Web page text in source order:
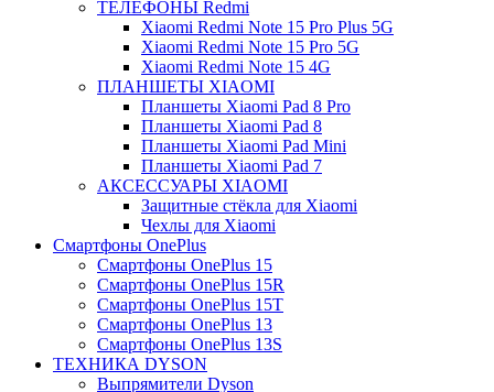
ТЕЛЕФОНЫ Redmi
Xiaomi Redmi Note 15 Pro Plus 5G
Xiaomi Redmi Note 15 Pro 5G
Xiaomi Redmi Note 15 4G
ПЛАНШЕТЫ XIAOMI
Планшеты Xiaomi Pad 8 Pro
Планшеты Xiaomi Pad 8
Планшеты Xiaomi Pad Mini
Планшеты Xiaomi Pad 7
АКСЕССУАРЫ XIAOMI
Защитные стёкла для Xiaomi
Чехлы для Xiaomi
Смартфоны OnePlus
Смартфоны OnePlus 15
Смартфоны OnePlus 15R
Смартфоны OnePlus 15T
Смартфоны OnePlus 13
Смартфоны OnePlus 13S
ТЕХНИКА DYSON
Выпрямители Dyson